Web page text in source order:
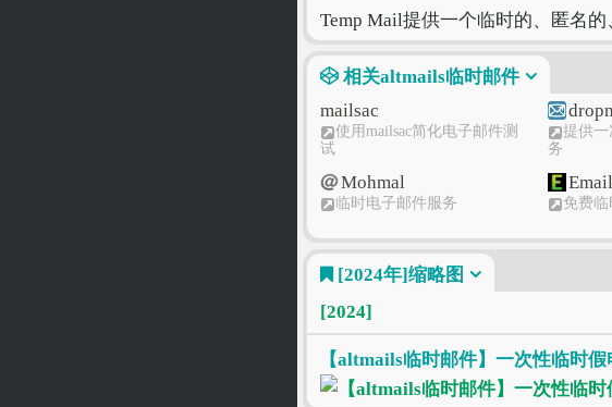
Temp Mail提供一个临时的、匿名
相关altmails临时邮件
mailsac
使用mailsac简化电子邮件测
试
提供
务
Mohmal
临时电子邮件服务 免费
GuerrillaMail
Disposable Temporary E-Mail
Address －Guerrilla一次性临时
邮件系统
QQ邮箱
登录QQ邮箱
网易
电子邮
[2024年]缩略图
[2024]
【altmails临时邮件】一次性临时